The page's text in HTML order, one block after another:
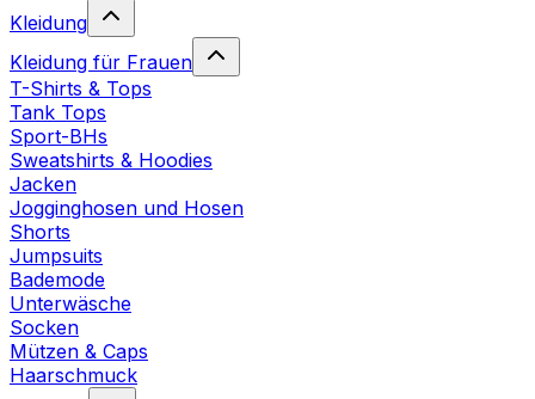
Kleidung
Kleidung für Frauen
T-Shirts & Tops
Tank Tops
Sport-BHs
Sweatshirts & Hoodies
Jacken
Jogginghosen und Hosen
Shorts
Jumpsuits
Bademode
Unterwäsche
Socken
Mützen & Caps
Haarschmuck